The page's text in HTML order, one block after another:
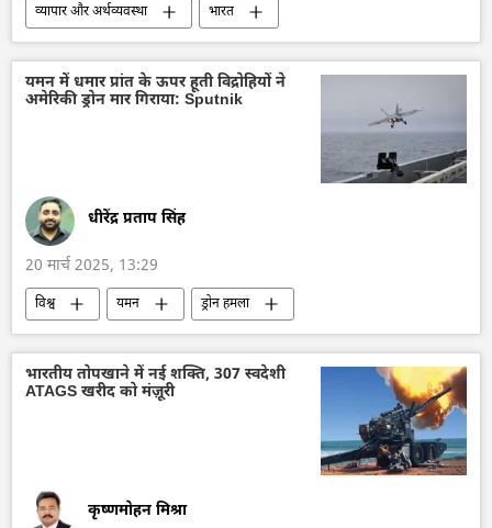
व्यापार और अर्थव्यवस्था
भारत
भारत सरकार
भारत का विकास
रूस
रूस का विकास
हीरा व्यापार
व्यापार गलियारा
रुपया-रूबल व्यापार
यमन में धमार प्रांत के ऊपर हूती विद्रोहियों ने
अमेरिकी ड्रोन मार गिराया: Sputnik
धीरेंद्र प्रताप सिंह
20 मार्च 2025, 13:29
विश्व यमन
ड्रोन हमला
हवाई हमला
अमेरिका
आतंकवादी
डॉनल्ड ट्रम्प
भारतीय तोपखाने में नई शक्ति, 307 स्वदेशी
ATAGS खरीद को मंज़ूरी
कृष्णमोहन मिश्रा